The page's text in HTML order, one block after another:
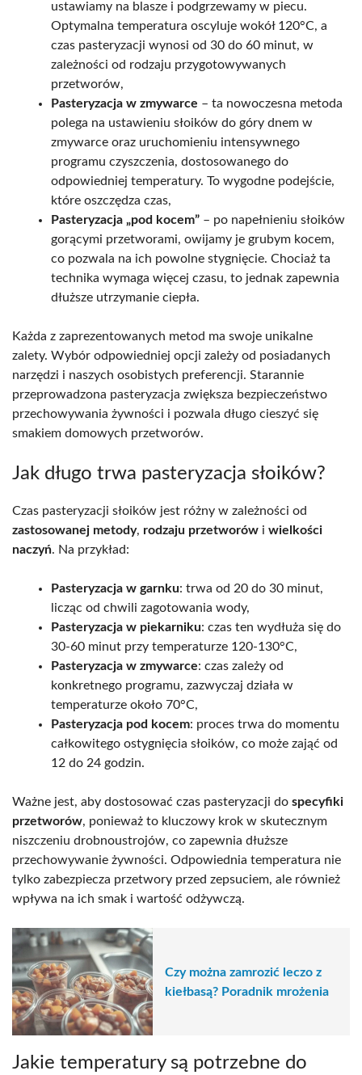
ustawiamy na blasze i podgrzewamy w piecu.
Optymalna temperatura oscyluje wokół 120°C, a
czas pasteryzacji wynosi od 30 do 60 minut, w
zależności od rodzaju przygotowywanych
przetworów,
Pasteryzacja w zmywarce – ta nowoczesna metoda
polega na ustawieniu słoików do góry dnem w
zmywarce oraz uruchomieniu intensywnego
programu czyszczenia, dostosowanego do
odpowiedniej temperatury. To wygodne podejście,
które oszczędza czas,
Pasteryzacja „pod kocem” – po napełnieniu słoików
gorącymi przetworami, owijamy je grubym kocem,
co pozwala na ich powolne stygnięcie. Chociaż ta
technika wymaga więcej czasu, to jednak zapewnia
dłuższe utrzymanie ciepła.
Każda z zaprezentowanych metod ma swoje unikalne
zalety. Wybór odpowiedniej opcji zależy od posiadanych
narzędzi i naszych osobistych preferencji. Starannie
przeprowadzona pasteryzacja zwiększa bezpieczeństwo
przechowywania żywności i pozwala długo cieszyć się
smakiem domowych przetworów.
Jak długo trwa pasteryzacja słoików?
Czas pasteryzacji słoików jest różny w zależności od
zastosowanej metody, rodzaju przetworów i wielkości
naczyń. Na przykład:
Pasteryzacja w garnku: trwa od 20 do 30 minut,
licząc od chwili zagotowania wody,
Pasteryzacja w piekarniku: czas ten wydłuża się do
30-60 minut przy temperaturze 120-130°C,
Pasteryzacja w zmywarce: czas zależy od
konkretnego programu, zazwyczaj działa w
temperaturze około 70°C,
Pasteryzacja pod kocem: proces trwa do momentu
całkowitego ostygnięcia słoików, co może zająć od
12 do 24 godzin.
Ważne jest, aby dostosować czas pasteryzacji do specyfiki
przetworów, ponieważ to kluczowy krok w skutecznym
niszczeniu drobnoustrojów, co zapewnia dłuższe
przechowywanie żywności. Odpowiednia temperatura nie
tylko zabezpiecza przetwory przed zepsuciem, ale również
wpływa na ich smak i wartość odżywczą.
Czy można zamrozić leczo z
kiełbasą? Poradnik mrożenia
Jakie temperatury są potrzebne do